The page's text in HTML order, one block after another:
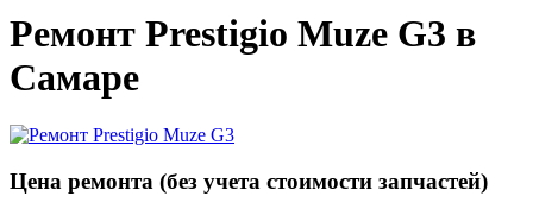
Ремонт Prestigio Muze G3 в
Самаре
Цена ремонта (без учета стоимости запчастей)